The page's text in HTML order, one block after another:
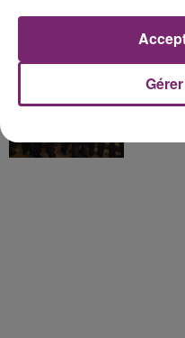
158
partis